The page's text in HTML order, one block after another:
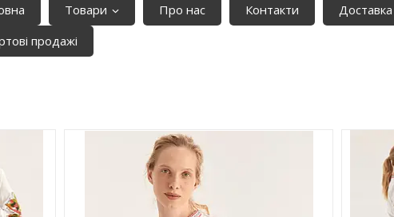
Товари Про нас Контакти
продажі